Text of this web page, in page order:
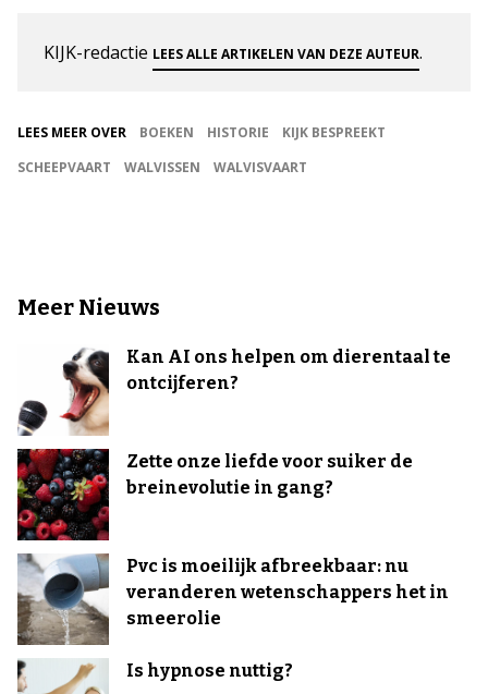
KIJK-redactie LEES ALLE ARTIKELEN VAN DEZE AUTEUR.
LEES MEER OVER BOEKEN HISTORIE
KIJK BESPREEKT
SCHEEPVAART
WALVISSEN WALVISVAART
Meer Nieuws
Kan AI ons helpen om dierentaal te
ontcijferen?
Zette onze liefde voor suiker de
breinevolutie in gang?
Pvc is moeilijk afbreekbaar: nu
veranderen wetenschappers het in
smeerolie
Is hypnose nuttig?